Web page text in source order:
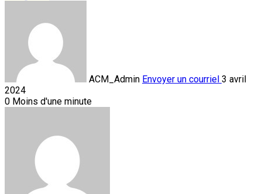
ACM_Admin Envoyer un courriel 3 avril
2024
0 Moins d'une minute